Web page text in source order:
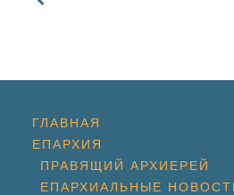
ГЛАВНАЯ
ЕПАРХИЯ
ПРАВЯЩИЙ АРХИЕРЕЙ
ЕПАРХИАЛЬНЫЕ